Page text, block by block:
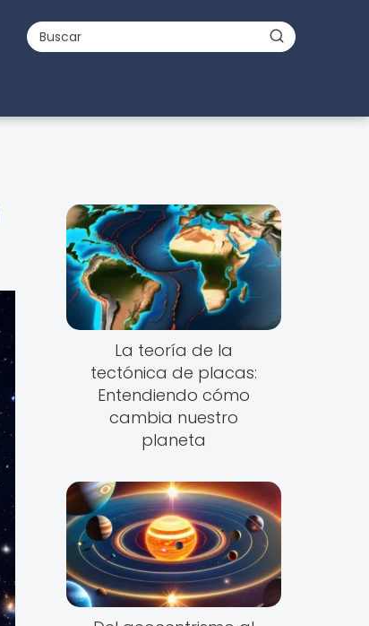
La teoría de la
tectónica de placas:
Entendiendo cómo
cambia nuestro
planeta